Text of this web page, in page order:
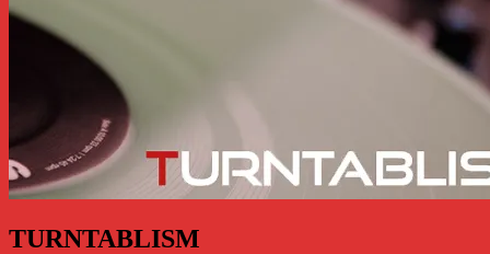
TURNTABLISM